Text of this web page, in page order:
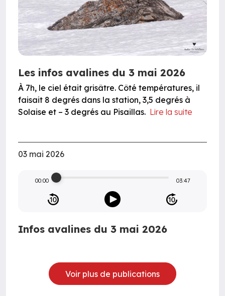
Les infos avalines du 3 mai 2026
À 7h, le ciel était grisâtre. Côté températures, il
faisait 8 degrés dans la station, 3,5 degrés à
Solaise et – 3 degrés au Pisaillas. Lire la suite
03 mai 2026
00:00 03:47
Infos avalines du 3 mai 2026
Voir plus de publications